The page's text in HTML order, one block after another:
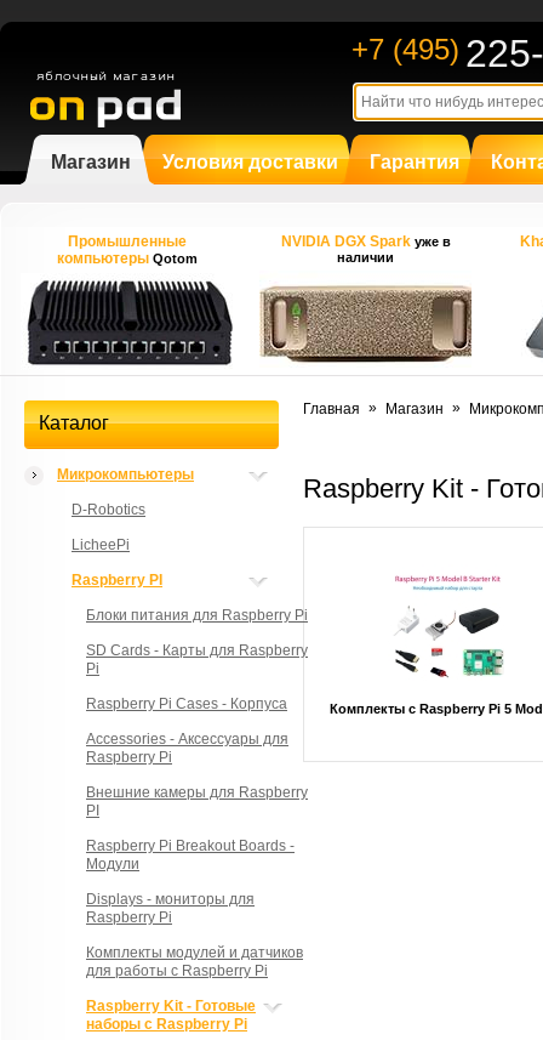
+7 (495)
Магазин Условия доставки Гарантия
Промышленные
компьютерыQotom
NVIDIA DGX Spark уже в
наличии
Каталог
Микрокомпьютеры
D-Robotics
LicheePi
Raspberry PI
Блоки питания для Raspberry Pi
SD Cards - Карты для Raspberry
Pi
Raspberry Pi Cases - Корпуса
Accessories - Аксессуары для
Raspberry Pi
Внешние камеры для Raspberry
PI
Raspberry Pi Breakout Boards -
Модули
Displays - мониторы для
Raspberry Pi
Комплекты модулей и датчиков
для работы с Raspberry Pi
Raspberry Kit - Готовые
наборы с Raspberry Pi
Главная » Магазин »
Raspberry Kit -
Комплекты с Raspberry Pi 5